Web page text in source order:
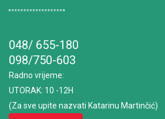
048/ 655-180
098/750-603
Radno vrijeme:
UTORAK: 10 -12H
(Za sve upite nazvati Katarinu Martinčić)